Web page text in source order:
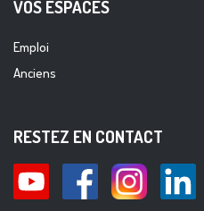
VOS ESPACES
Emploi
Anciens
RESTEZ EN CONTACT